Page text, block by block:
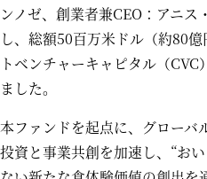
ンノゼ、創業者兼CEO：アニス
し、総額50百万米ドル（約80
トベンチャーキャピタル（
ました。
本ファンドを起点に、グローバ
投資と事業共創を加速し、“お